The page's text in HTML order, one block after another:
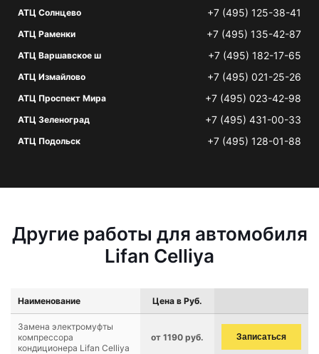
АТЦ Солнцево +7 (495) 125-38-41
АТЦ Раменки +7 (495) 135-42-87
АТЦ Варшавское ш +7 (495) 182-17-65
АТЦ Измайлово +7 (495) 021-25-26
АТЦ Проспект Мира +7 (495) 023-42-98
АТЦ Зеленоград +7 (495) 431-00-33
АТЦ Подольск +7 (495) 128-01-88
Другие работы для автомобиля
Lifan Celliya
Наименование Цена в Руб.
Замена электромуфты
компрессора
кондиционера Lifan Celliya
от 1190 руб. Записаться